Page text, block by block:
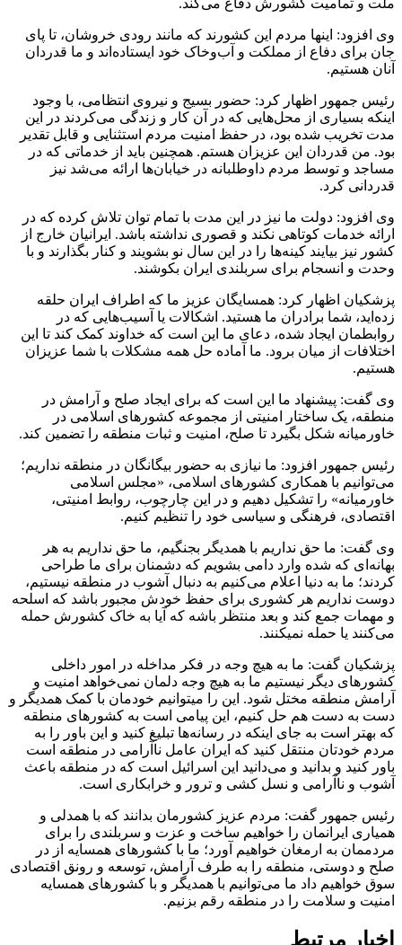
وی افزود: اینها مردم این کشورند که مانند رودی خروشان، تا پای
جان برای دفاع از مملکت و آب‌وخاک خود ایستاده‌اند و ما قدردان
آنان هستیم.
رئیس جمهور اظهار کرد: حضور بسیج و نیروی انتظامی، با وجود
اینکه بسیاری از محل‌هایی که در آن کار و زندگی می‌کردند در این
مدت تخریب شده بود، در حفظ امنیت مردم استثنایی و قابل تقدیر
بود. من قدردان این عزیزان هستم. همچنین باید از خدماتی که در
مساجد و توسط مردم داوطلبانه در خیابان‌ها ارائه می‌شد نیز
قدردانی کرد.
وی افزود: دولت ما نیز در این مدت با تمام توان تلاش کرده که در
ارائه خدمات کوتاهی نکند و قصوری نداشته باشد. ایرانیان خارج از
کشور نیز بیایند کینه‌ها را در این سال نو بشویند و کنار بگذارند و با
وحدت و انسجام برای سربلندی ایران بکوشند.
پزشکیان اظهار کرد: همسایگان عزیز ما که اطراف ایران حلقه
زده‌اید، شما برادران ما هستید. اشکالات یا آسیب‌هایی که در
روابطمان ایجاد شده، دعای ما این است که خداوند کمک کند تا این
اختلافات از میان برود. ما آماده حل همه مشکلات با شما عزیزان
هستیم.
وی گفت: پیشنهاد ما این است که برای ایجاد صلح و آرامش در
منطقه، یک ساختار امنیتی از مجموعه کشور‌های اسلامی در
خاورمیانه شکل بگیرد تا صلح، امنیت و ثبات منطقه را تضمین کند.
رئیس جمهور افزود: ما نیازی به حضور بیگانگان در منطقه نداریم؛
می‌توانیم با همکاری کشور‌های اسلامی، «مجلس اسلامی
خاورمیانه» را تشکیل دهیم و در این چارچوب، روابط امنیتی،
اقتصادی، فرهنگی و سیاسی خود را تنظیم کنیم.
وی گفت: ما حق نداریم با همدیگر بجنگیم، ما حق نداریم به هر
بهانه‌ای که شده وارد دامی بشویم که دشمنان برای ما طراحی
کردند؛ ما به دنیا اعلام می‌کنیم به دنبال آشوب در منطقه نیستیم،
دوست نداریم هر کشوری برای حفظ خودش مجبور باشد که اسلحه
و مهمات جمع کند و بعد منتظر باشه که آیا به خاک کشورش حمله
می‌کنند یا حمله نمیکنند.
پزشکیان گفت: ما به هیچ وجه در فکر مداخله در امور داخلی
کشور‌های دیگر نیستیم ما به هیچ وجه دلمان نمی‌خواهد امنیت و
آرامش منطقه مختل شود. این را میتوانیم خودمان با کمک همدیگر و
دست به دست هم حل کنیم، این پیامی است به کشور‌های منطقه
که بهتر است به جای اینکه در رسانه‌ها تبلیغ کنید و این باور را به
مردم خودتان منتقل کنید که ایران عامل ناآرامی در منطقه است
باور کنید و بدانید و می‌دانید این اسرائیل است که در منطقه باعث
آشوب و ناآرامی و نسل کشی و ترور و خرابکاری است.
رئیس جمهور گفت: مردم عزیز کشورمان بدانند که با همدلی و
همیاری ایرانمان را خواهیم ساخت و عزت و سربلندی را برای
مردممان به ارمغان خواهیم آورد؛ ما با کشور‌های همسایه از در
صلح و دوستی، منطقه را به طرف آرامش، توسعه و رونق اقتصادی
سوق خواهیم داد ما می‌توانیم با همدیگر و با کشور‌های همسایه
امنیت و سلامت را در منطقه رقم بزنیم.
اخبار مرتبط